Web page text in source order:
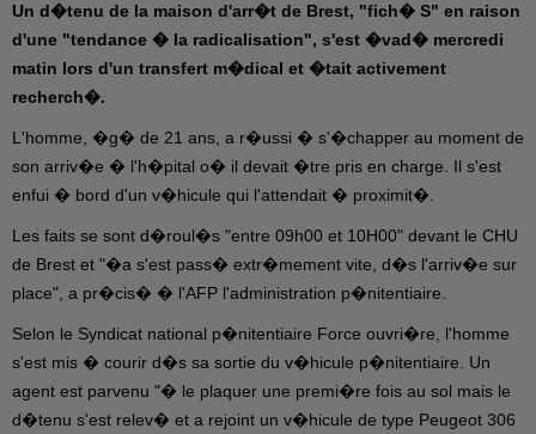
Un d�tenu de la maison d'arr�t de Brest, "fich� S" en raison
d'une "tendance � la radicalisation", s'est �vad� mercredi
matin lors d'un transfert m�dical et �tait activement
recherch�.
L'homme, �g� de 21 ans, a r�ussi � s'�chapper au moment de
son arriv�e � l'h�pital o� il devait �tre pris en charge. Il s'est
enfui � bord d'un v�hicule qui l'attendait � proximit�.
Les faits se sont d�roul�s "entre 09h00 et 10H00" devant le CHU
de Brest et "�a s'est pass� extr�mement vite, d�s l'arriv�e sur
place", a pr�cis� � l'AFP l'administration p�nitentiaire.
Selon le Syndicat national p�nitentiaire Force ouvri�re, l'homme
s'est mis � courir d�s sa sortie du v�hicule p�nitentiaire. Un
agent est parvenu "� le plaquer une premi�re fois au sol mais le
d�tenu s'est relev� et a rejoint un v�hicule de type Peugeot 306